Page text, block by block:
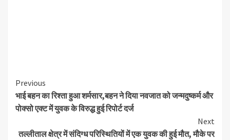
Continue
Reading
Previous
भाई बहन का रिश्ता हुआ शर्मसार,बहन ने दिया नवजात को जन्मदुष्कर्म और
पोक्सो एक्ट में युवक के विरुद्ध हुई रिपोर्ट दर्ज
Next
तल्लीताल क्षेत्र में संदिग्ध परिस्थितियों में एक युवक की हुई मौत, मौके पर